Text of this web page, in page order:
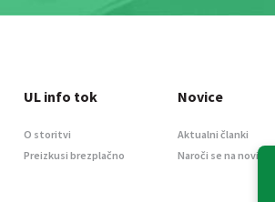
UL info tok
O storitvi
Preizkusi brezplačno
Novice
Aktualni članki
Naroči se na novice